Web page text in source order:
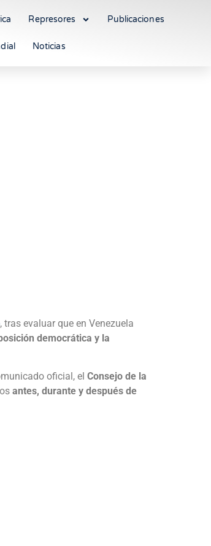
Represores Publicaciones
Noticias
, tras evaluar que en Venezuela
democrática y la
oficial, el Consejo de la
antes, durante y después de